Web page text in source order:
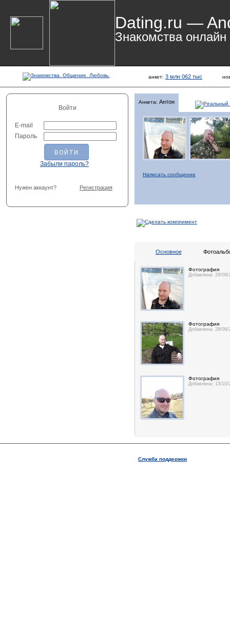
Dating.ru —
Знакомства онлайн
анкет: 3 млн 062 тыс
Войти
E-mail
Пароль
Забыли пароль?
Нужен аккаунт? Регистрация
Анкета: Антон
Написать сообщение
Основное
Фотография
Добавлена: 28/09/
Фотография
Добавлена: 28/09/
Фотография
Добавлена: 13/10/
Служба поддержки